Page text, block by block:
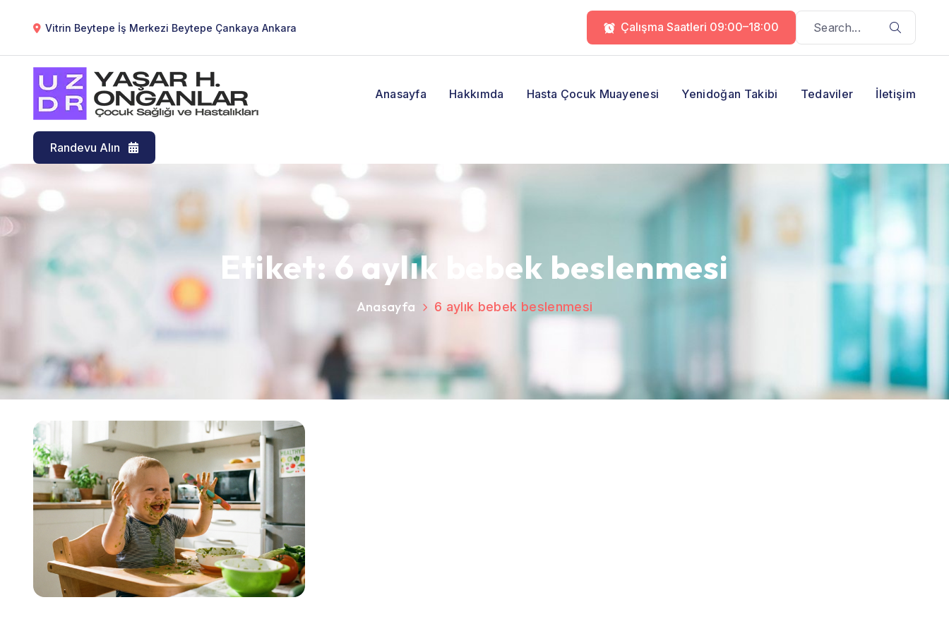
Vitrin Beytepe İş Merkezi Beytepe Çankaya Ankara Çalışma Saatleri 09:00–18:00
Anasayfa Hakkımda Hasta Çocuk Muayenesi Yenidoğan Takibi Tedaviler İletişim
Randevu Alın
Etiket: 6 aylık bebek beslenmesi
Anasayfa 6 aylık bebek beslenmesi